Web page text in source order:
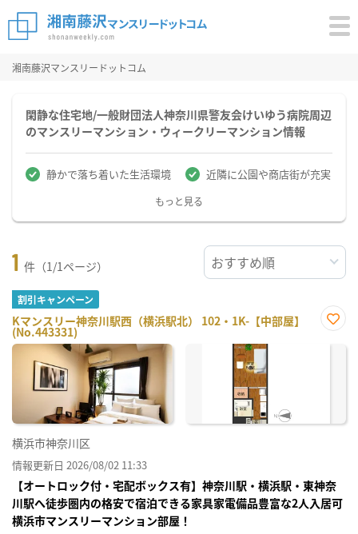
湘南藤沢マンスリードットコム
閑静な住宅地/一般財団法人神奈川県警友会けいゆう病院周辺
のマンスリーマンション・ウィークリーマンション情報
静かで落ち着いた生活環境 近隣に公園や商店街が充実
もっと見る
1 件（1/1ページ）
割引キャンペーン
Kマンスリー神奈川駅西（横浜駅北） 102・1K-【中部屋】
(No.443331)
に入
横浜市神奈川区
情報更新日 2026/08/02 11:33
【オートロック付・宅配ボックス有】神奈川駅・横浜駅・東神奈
川駅へ徒歩圏内の格安で宿泊できる家具家電備品豊富な2人入居可
横浜市マンスリーマンション部屋！